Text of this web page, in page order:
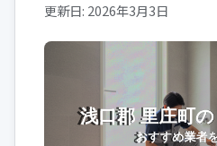
更新日: 2026年3月3日